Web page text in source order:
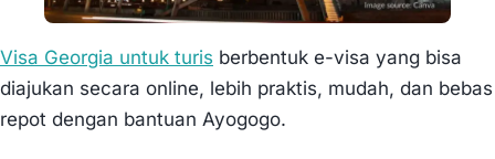
Visa Georgia untuk turis berbentuk e-visa yang bisa
diajukan secara online, lebih praktis, mudah, dan bebas
repot dengan bantuan Ayogogo.